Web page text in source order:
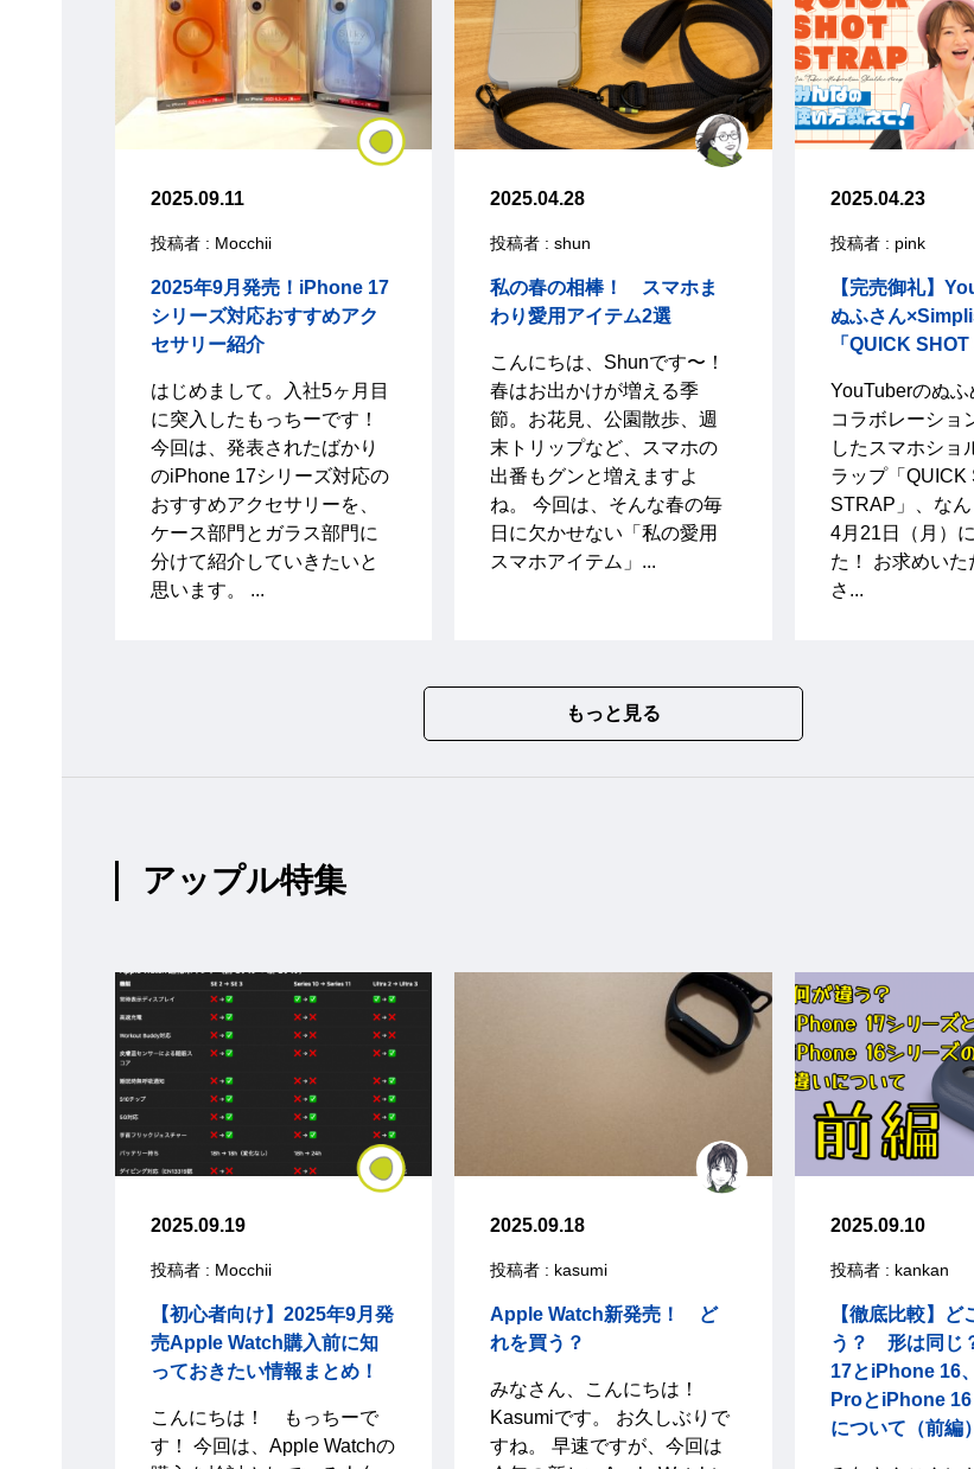
2025.09.11
投稿者 : Mocchii
2025年9月発売！iPhone 17
シリーズ対応おすすめアク
セサリー紹介
はじめまして。入社5ヶ月目
に突入したもっちーです！
今回は、発表されたばかり
のiPhone 17シリーズ対応の
おすすめアクセサリーを、
ケース部門とガラス部門に
分けて紹介していきたいと
思います。 ...
2025.04.28
投稿者 : shun
私の春の相棒！ スマホま
わり愛用アイテム2選
こんにちは、Shunです〜！
春はお出かけが増える季
節。お花見、公園散歩、週
末トリップなど、スマホの
出番もグンと増えますよ
ね。 今回は、そんな春の毎
日に欠かせない「私の愛用
スマホアイテム」...
2025.04.23
投稿者 : pink
【完売御礼】
ぬふさん
「QUICK SHOT
YouTuberのぬふ
コラボレーショ
したスマホショ
ラップ「QUICK
STRAP」、な
4月21日（月）
た！ お求めいた
さ...
もっと見る
アップル特集
2025.09.19
投稿者 : Mocchii
【初心者向け】2025年9月発
売Apple Watch購入前に知
っておきたい情報まとめ！
こんにちは！ もっちーで
す！ 今回は、Apple Watchの
2025.09.18
投稿者 : kasumi
Apple Watch新発売！ ど
れを買う？
みなさん、こんにちは！
Kasumiです。 お久しぶりで
すね。 早速ですが、今回は
2025.09.10
投稿者 : kankan
【徹底比較】ど
う？ 形は同
17とiPhone 16
ProとiPhone
について（前編）